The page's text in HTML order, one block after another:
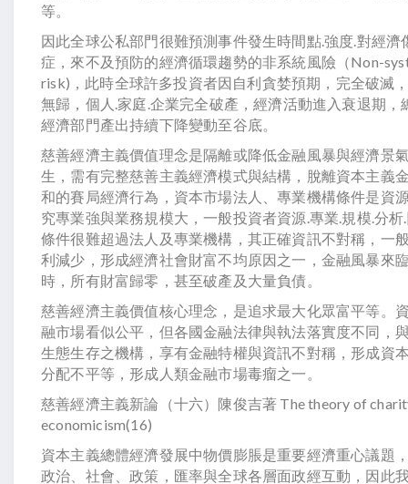
等。
因此全球公私部門很難預測事件發生時間點.強度.對經濟
症，來不及預防的經濟循環趨勢的非系統風險（Non-
risk)，此時全球許多投資者因自利貪婪預期，完全破滅
無歸，個人.家庭.企業完全破產，經濟活動進入衰退期，
經濟部門產出持續下降變動至谷底。
慈善經濟主義價值理念是隔離或降低金融風暴與經濟景
生，需有完整慈善主義經濟模式與結構，脫離資本主義
和的賽局經濟行為，資本市場法人、專業機構條件是資
究專業強與業務規模大，一般投資者資源.專業.規模.分析
條件很難超過法人及專業機構，其正確資訊不對稱，一
利減少，形成經濟社會財富不均原因之一，金融風暴來
時，所有財富歸零，甚至破產及大量負債。
慈善經濟主義價值核心理念，是追求最大化眾富平等。
融市場看似公平，但各國金融法律與執法落實度不同，
生態生存之機構，享有金融特權與資訊不對稱，形成資
分配不平等，形成人類金融市場毒瘤之一。
慈善經濟主義新論（十六）陳俊吉著 The theory of
economicism(16)
資本主義總體經濟發展中物價膨脹是重要經濟重心議題
政治、社會、政策，匯率與全球各層面政經互動，因此